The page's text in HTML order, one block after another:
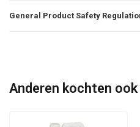
General Product Safety
Anderen kochten ook